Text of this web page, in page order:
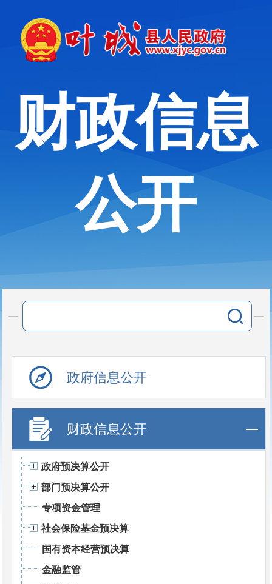
财政信息
公开
政府信息公开
财政信息公开
政府预决算公开
部门预决算公开
专项资金管理
社会保险基金预决算
国有资本经营预决算
金融监管